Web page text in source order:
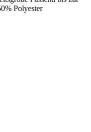
Polyester